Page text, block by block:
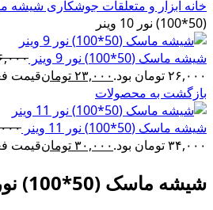
خانه ابزار و متعلقات جوشکاری شیشه
(50*100) نور 10 وینر
شیشه ماسک (50*100) نور 9 وینر
۲۶,۰۰۰ تومان بود.
۲۳,۰۰۰تومانقیمت فعلی:
بازگشت به محصولات
شیشه ماسک (50*100) نور 11 وینر
۳۴,۰۰۰ تومان بود.
۳۰,۰۰۰تومانقیمت فعلی:
شیشه ماسک (50*100) نور 10 وینر